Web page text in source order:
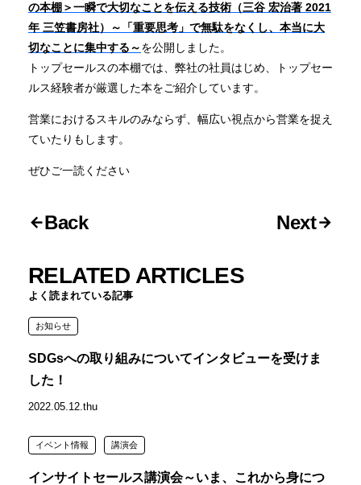
の本棚＞一瞬で大切なことを伝える技術（三谷 宏治著 2021
年 三笠書房社）～「重要思考」で無駄をなくし、本当に大
切なことに集中する～を公開しました。
トップセールスの本棚では、弊社の社員はじめ、トップセー
ルス経験者が厳選した本をご紹介しています。
営業におけるスキルのみならず、幅広い視点から営業を捉え
ていたりもします。
ぜひご一読ください
Back Next
RELATED ARTICLES
よく読まれている記事
SDGsへの取り組みについてインタビューを受けま
した！
2022.05.12.thu
お知らせ
インサイトセールス講演会～いま、これから身につ
イベント情報 講演会